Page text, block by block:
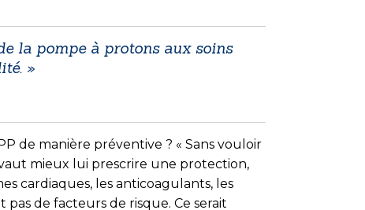
la pompe à protons aux soins
»
de manière préventive ? « Sans vouloir
mieux lui prescrire une protection,
cardiaques, les anticoagulants, les
pas de facteurs de risque. Ce serait